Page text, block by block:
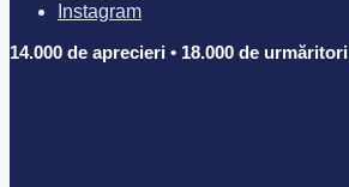
Instagram
14.000 de aprecieri • 18.000 de urmăritori